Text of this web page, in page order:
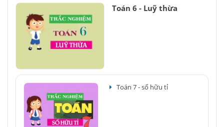
Toán 6 - Luỹ thừa
Toán 7 - số hữu tỉ